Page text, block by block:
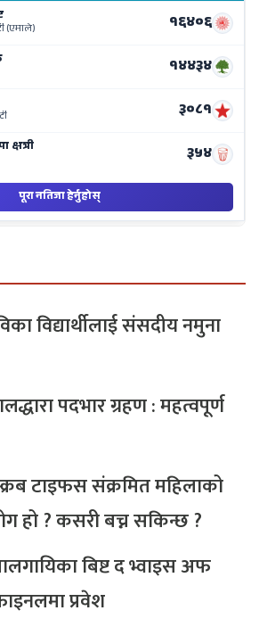
विद्यार्थीलाई संसदीय नमुना
पदभार ग्रहण : महत्वपूर्ण
टाइफस संक्रमित महिलाको
हो ? कसरी बच्न सकिन्छ ?
बिष्ट द भ्वाइस अफ
प्रवेश